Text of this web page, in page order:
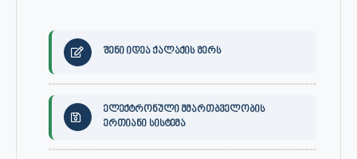
შენი იდეა ქალაქის მერს
ელექტრონული მმართბველობის
ერთიანი სისტემა